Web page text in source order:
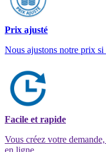
Prix ajusté
Nous ajustons notre prix
Facile et rapide
Vous créez votre
en ligne